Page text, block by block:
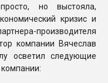
но выстояла,
кризис и
производителя
компании Вячеслав
осветил следующие